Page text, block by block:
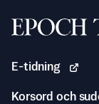
Svenska
E-tidning
Korsord och